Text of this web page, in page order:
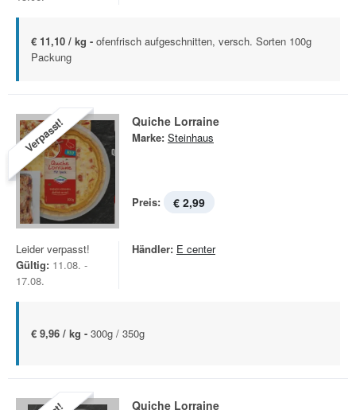
€ 11,10 / kg - ofenfrisch aufgeschnitten, versch. Sorten 100g
Packung
Verpasst! Quiche Lorraine
Marke: Steinhaus
Preis: € 2,99
Leider verpasst!
Gültig: 11.08. -
17.08.
Händler: E center
€ 9,96 / kg - 300g / 350g
Quiche Lorraine